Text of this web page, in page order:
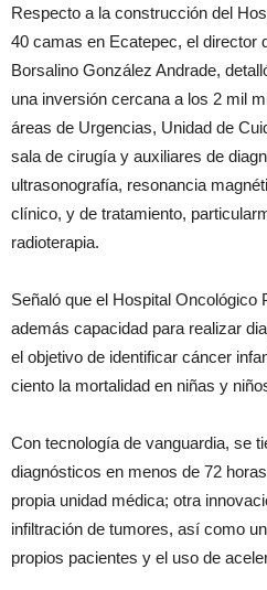
Respecto a la construcción del
40 camas en Ecatepec, el director
Borsalino González Andrade,
una inversión cercana a los 2 mil
áreas de Urgencias, Unidad de
sala de cirugía y auxiliares de
ultrasonografía, resonancia
clínico, y de tratamiento,
radioterapia.
Señaló que el Hospital Oncológico
además capacidad para realizar
el objetivo de identificar cáncer
ciento la mortalidad en niñas y
Con tecnología de vanguardia, se
diagnósticos en menos de 72
propia unidad médica; otra
infiltración de tumores, así como
propios pacientes y el uso de